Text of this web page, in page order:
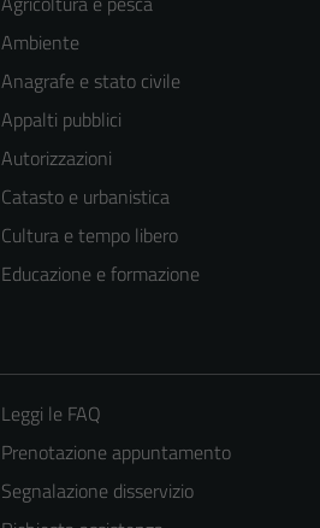
Ambiente
Anagrafe e stato civile
Appalti pubblici
Autorizzazioni
Catasto e urbanistica
Cultura e tempo libero
Educazione e formazione
Leggi le FAQ
Prenotazione appuntamento
Segnalazione disservizio